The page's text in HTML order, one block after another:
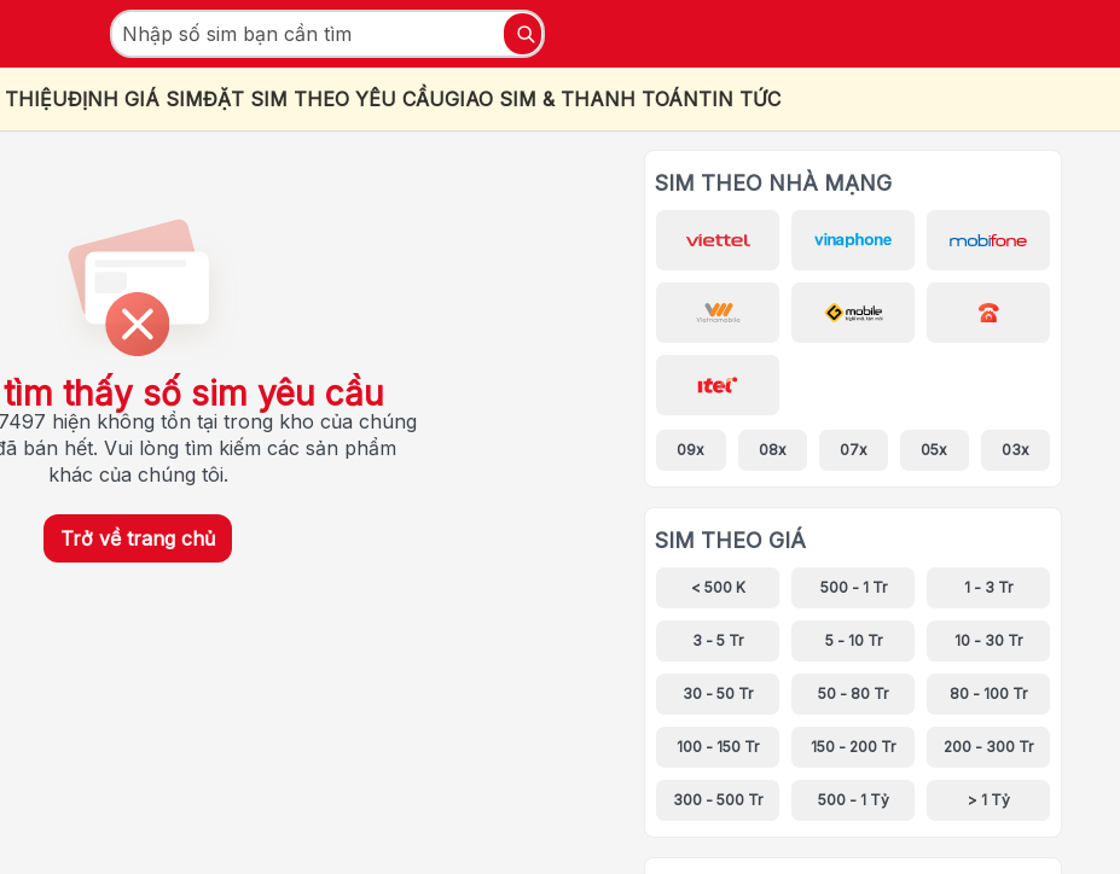
THIỆUĐỊNH GIÁ SIMĐẶT SIM THEO YÊU CẦUGIAO SIM & THANH TOÁNTIN TỨC
tìm thấy số sim yêu cầu
hiện không tồn tại trong kho của chúng
bán hết. Vui lòng tìm kiếm các sản phẩm
khác của chúng tôi.
Trở về trang chủ
SIM THEO NHÀ MẠNG
09x 08x 07x 05x 03x
SIM THEO GIÁ
< 500 K 500 - 1 Tr 1 - 3 Tr
3 - 5 Tr 5 - 10 Tr 10 - 30 Tr
30 - 50 Tr 50 - 80 Tr 80 - 100 Tr
100 - 150 Tr 150 - 200 Tr 200 - 300 Tr
300 - 500 Tr 500 - 1 Tỷ > 1 Tỷ